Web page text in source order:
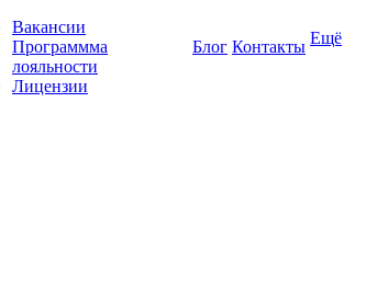
Вакансии
Программма
лояльности
Лицензии
Блог Контакты Ещё